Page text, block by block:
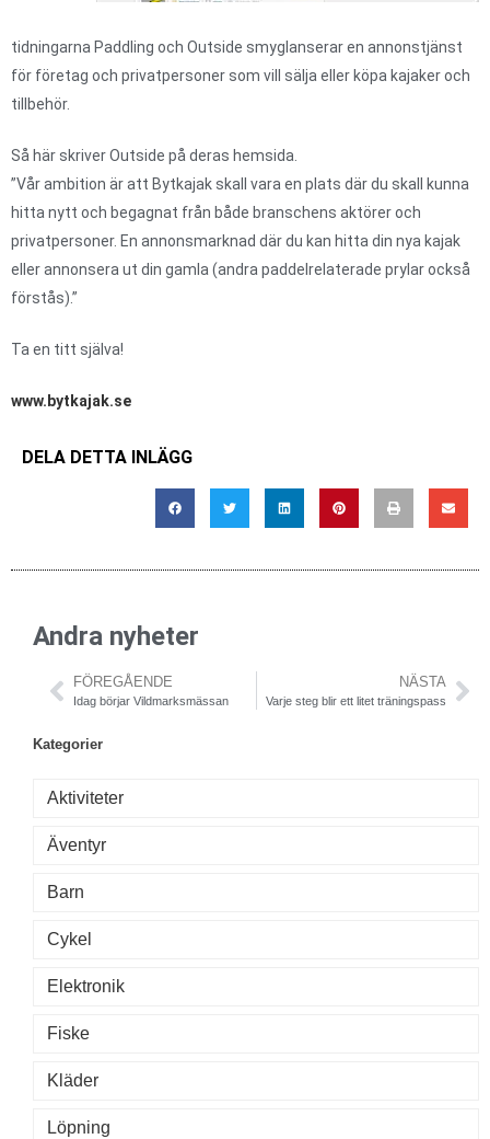
tidningarna Paddling och Outside smyglanserar en annonstjänst
för företag och privatpersoner som vill sälja eller köpa kajaker och
tillbehör.
Så här skriver Outside på deras hemsida.
”Vår ambition är att Bytkajak skall vara en plats där du skall kunna
hitta nytt och begagnat från både branschens aktörer och
privatpersoner. En annonsmarknad där du kan hitta din nya kajak
eller annonsera ut din gamla (andra paddelrelaterade prylar också
förstås).”
Ta en titt själva!
www.bytkajak.se
DELA DETTA INLÄGG
Andra nyheter
FÖREGÅENDE
Idag börjar Vildmarksmässan
NÄSTA
Varje steg blir ett litet träningspass
Kategorier
Aktiviteter
Äventyr
Barn
Cykel
Elektronik
Fiske
Kläder
Löpning